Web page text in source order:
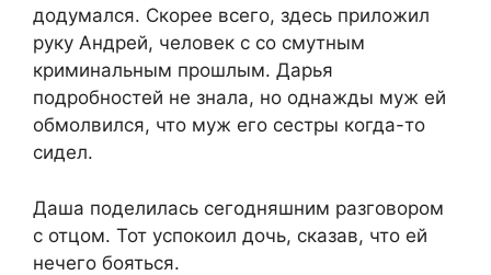
додумался. Скорее всего, здесь приложил
руку Андрей, человек с со смутным
криминальным прошлым. Дарья
подробностей не знала, но однажды муж ей
обмолвился, что муж его сестры когда-то
сидел.
Даша поделилась сегодняшним разговором
с отцом. Тот успокоил дочь, сказав, что ей
нечего бояться.